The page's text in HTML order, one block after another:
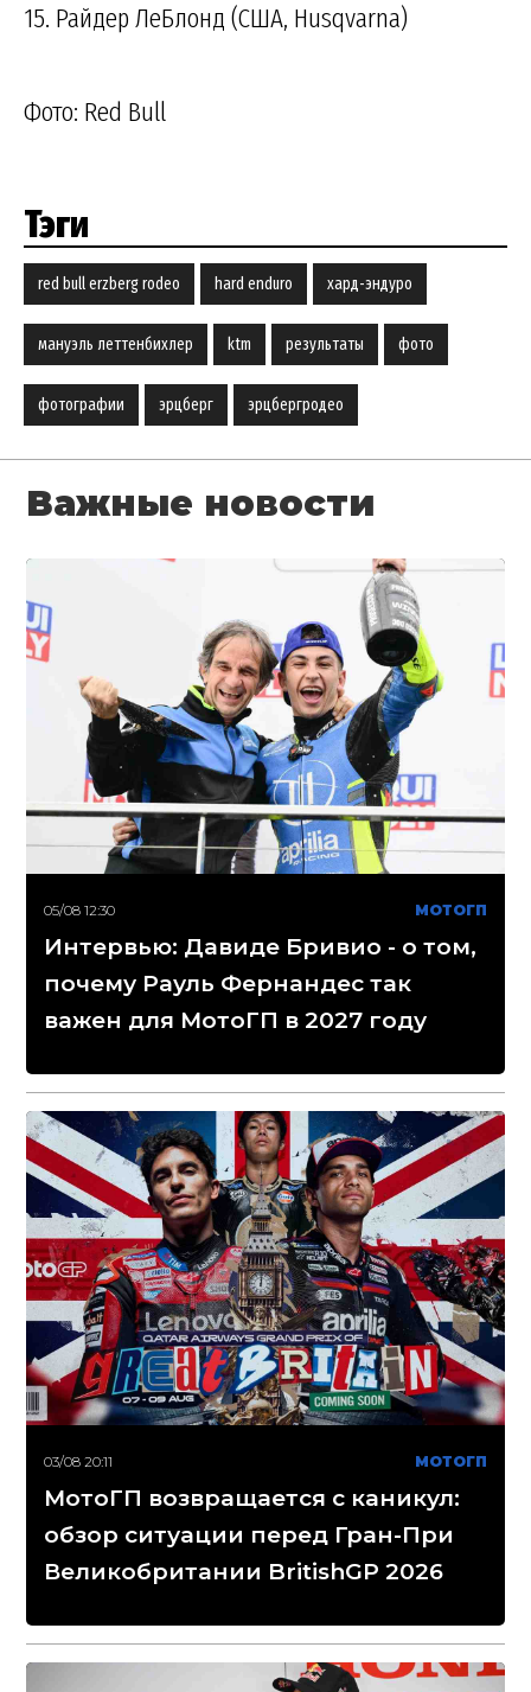
15. Райдер ЛеБлонд (США, Husqvarna)
Фото: Red Bull
Тэги
red bull erzberg rodeo hard enduro хард-эндуро
мануэль леттенбихлер ktm результаты фото
фотографии эрцберг эрцбергродео
Важные новости
05/08 12:30 МОТОГП
Интервью: Давиде Бривио - о том,
почему Рауль Фернандес так
важен для МотоГП в 2027 году
03/08 20:11 МОТОГП
МотоГП возвращается с каникул:
обзор ситуации перед Гран-При
Великобритании BritishGP 2026